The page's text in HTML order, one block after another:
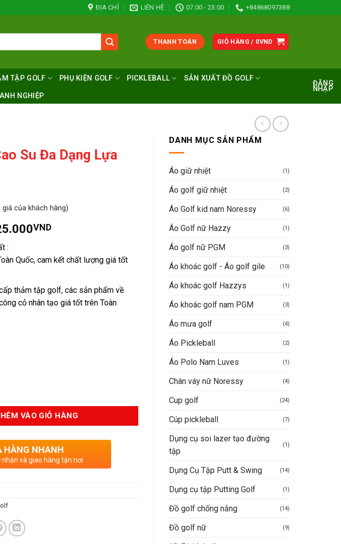
ĐỊA CHỈ LIÊN HỆ 07:00 - 23:00 +84868097388
THANH TOÁN GIỎ HÀNG / 0VND
TẬP GOLF PHỤ KIỆN GOLF PICKLEBALL SẢN XUẤT ĐỒ GOLF
NGHIỆP
ĐĂNG
NHẬP
DANH MỤC SẢN PHẨM
Áo giữ nhiệt (1)
Áo golf giữ nhiệt (2)
Áo Golf kid nam Noressy (6)
Áo Golf nữ Hazzy (1)
Áo golf nữ PGM (3)
Áo khoác golf - Áo golf gile (10)
Áo khoác golf Hazzys (1)
Áo khoác golf nam PGM (3)
Áo mưa golf (4)
Áo Pickleball (2)
Áo Polo Nam Luves (1)
Chân váy nữ Noressy (4)
Cup golf (24)
Cúp pickleball (7)
Dụng cụ soi lazer tạo đường
tập
(1)
Dụng Cụ Tập Putt & Swing (14)
Dụng cụ tập Putting Golf (1)
Đồ golf chống nắng (14)
Đồ golf nữ (9)
Su Đa Dạng Lựa
giá của khách hàng)
VNDGiá
tại
là:
:
Quốc, cam kết chất lượng giá tốt
thảm tập golf, các sản phẩm về
cỏ nhân tạo giá tốt trên Toàn
VÀO GIỎ HÀNG
HÀNG NHANH
nhận và giao hàng tận nơi